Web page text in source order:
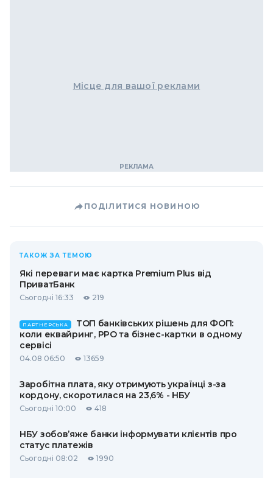
Місце для вашої реклами
ПОДІЛИТИСЯ НОВИНОЮ
ТАКОЖ ЗА ТЕМОЮ
Які переваги має картка Premium Plus від
ПриватБанк
Сьогодні 16:33 219
ПАРТНЕРСЬКА
ТОП банківських рішень для ФОП:
коли еквайринг, РРО та бізнес-картки в одному
сервісі
04.08 06:50 13659
Заробітна плата, яку отримують українці з-за
кордону, скоротилася на 23,6% - НБУ
Сьогодні 10:00 418
НБУ зобов’яже банки інформувати клієнтів про
статус платежів
Сьогодні 08:02 1990